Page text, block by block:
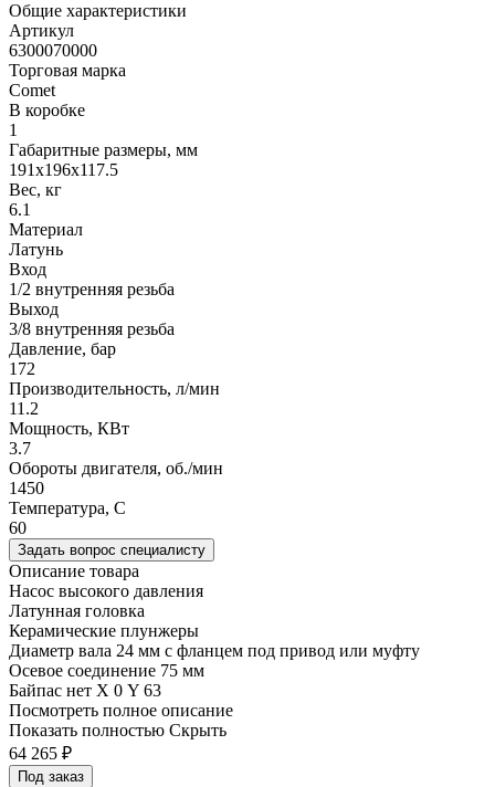
Общие характеристики
Артикул
6300070000
Торговая марка
Comet
В коробке
1
Габаритные размеры, мм
191x196x117.5
Вес, кг
6.1
Материал
Латунь
Вход
1/2 внутренняя резьба
Выход
3/8 внутренняя резьба
Давление, бар
172
Производительность, л/мин
11.2
Мощность, КВт
3.7
Обороты двигателя, об./мин
1450
Температура, C
60
Задать вопрос специалисту
Описание товара
Насос высокого давления
Латунная головка
Керамические плунжеры
Диаметр вала 24 мм с фланцем под привод или муфту
Осевое соединение 75 мм
Байпас нет Х 0 Y 63
Посмотреть полное описание
Показать полностью Скрыть
64 265 ₽
Под заказ